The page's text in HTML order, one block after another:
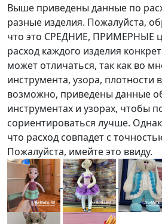
Выше приведены данные по
разные изделия. Пожалуйста,
что это СРЕДНИЕ, ПРИМЕРНЫЕ
расход каждого изделия
может отличаться, так как во
инструмента, узора, плотности
возможно, приведены данные
инструментах и узорах, чтобы
сориентироваться лучше.
что расход совпадет с
Пожалуйста, имейте это ввиду.